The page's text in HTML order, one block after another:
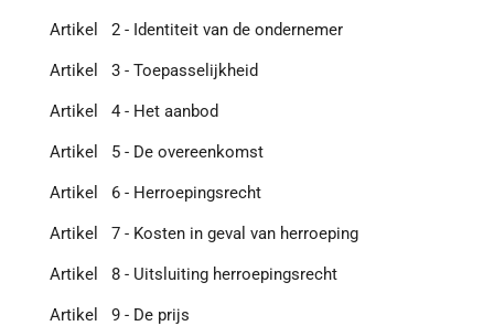
Artikel 2 - Identiteit van de ondernemer
Artikel 3 - Toepasselijkheid
Artikel 4 - Het aanbod
Artikel 5 - De overeenkomst
Artikel 6 - Herroepingsrecht
Artikel 7 - Kosten in geval van herroeping
Artikel 8 - Uitsluiting herroepingsrecht
Artikel 9 - De prijs